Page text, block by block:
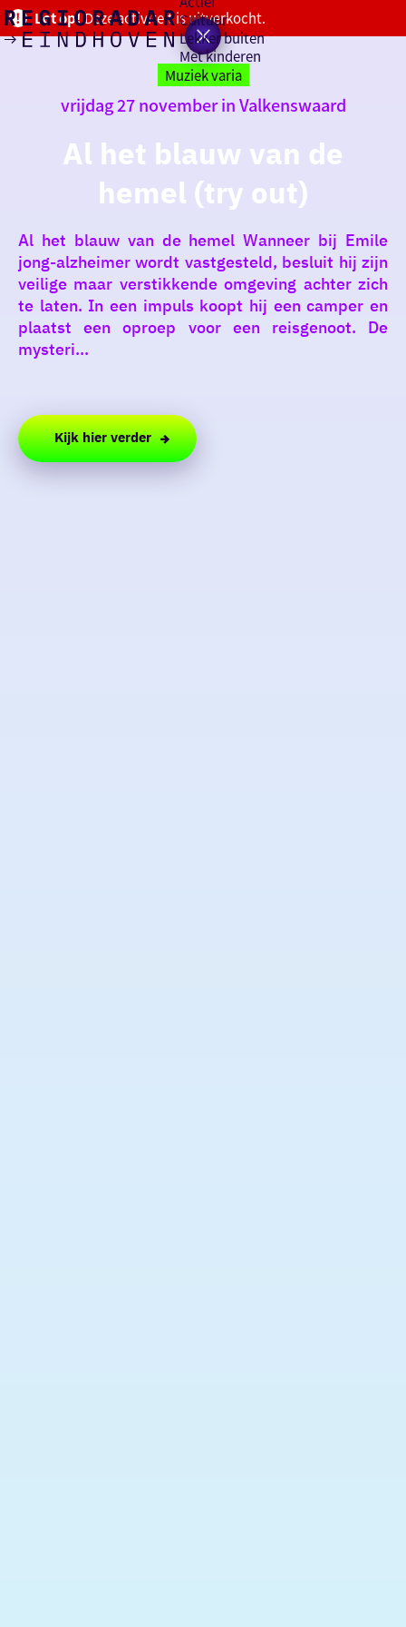
homepage
Cultuur
Lekker buiten
Met kinderen
Let op!Deze activiteit is uitverkocht.
Muziek varia
vrijdag 27 november in Valkenswaard
Al het blauw van de
hemel (try out)
Al het blauw van de hemel Wanneer bij Emile
jong-alzheimer wordt vastgesteld, besluit hij zijn
veilige maar verstikkende omgeving achter zich
te laten. In een impuls koopt hij een camper en
plaatst een oproep voor een reisgenoot. De
mysteri...
Kijk hier verder
Ik heb
iets leuks
de regio